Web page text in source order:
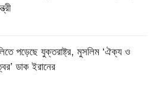
পড়েছে যুক্তরাষ্ট্র, মুসলিম ‘ঐক্য ও
ডাক ইরানের